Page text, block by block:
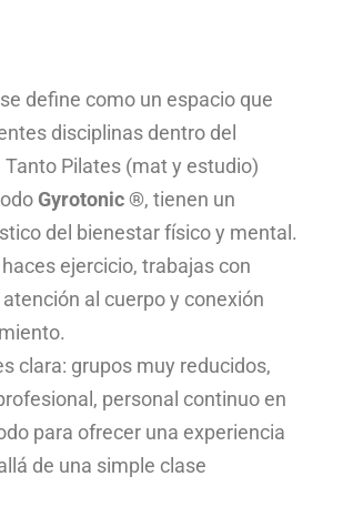
se define como un espacio que
disciplinas dentro del
Pilates (mat y estudio)
Gyrotonic ®, tienen un
del bienestar físico y mental.
ejercicio, trabajas con
al cuerpo y conexión
clara: grupos muy reducidos,
personal continuo en
para ofrecer una experiencia
de una simple clase